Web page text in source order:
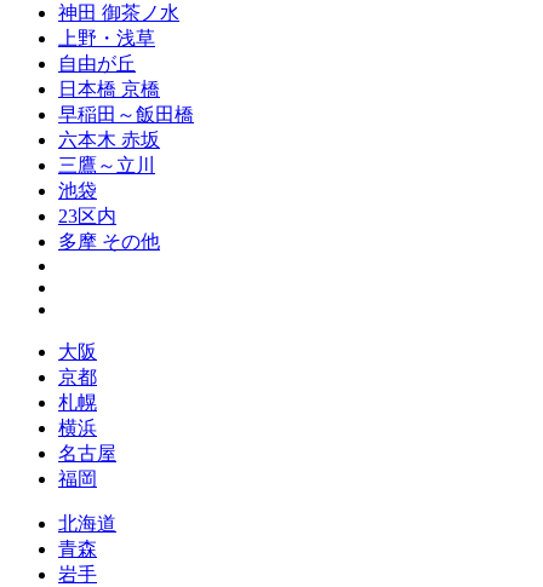
神田 御茶ノ水
上野・浅草
自由が丘
日本橋 京橋
早稲田～飯田橋
六本木 赤坂
三鷹～立川
池袋
23区内
多摩 その他
大阪
京都
札幌
横浜
名古屋
福岡
北海道
青森
岩手